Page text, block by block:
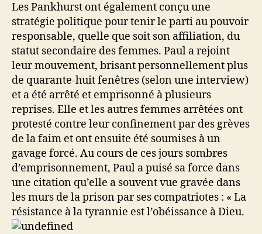
Les Pankhurst ont également conçu une
stratégie politique pour tenir le parti au pouvoir
responsable, quelle que soit son affiliation, du
statut secondaire des femmes. Paul a rejoint
leur mouvement, brisant personnellement plus
de quarante-huit fenêtres (selon une interview)
et a été arrêté et emprisonné à plusieurs
reprises. Elle et les autres femmes arrêtées ont
protesté contre leur confinement par des grèves
de la faim et ont ensuite été soumises à un
gavage forcé. Au cours de ces jours sombres
d’emprisonnement, Paul a puisé sa force dans
une citation qu’elle a souvent vue gravée dans
les murs de la prison par ses compatriotes : « La
résistance à la tyrannie est l’obéissance à Dieu.